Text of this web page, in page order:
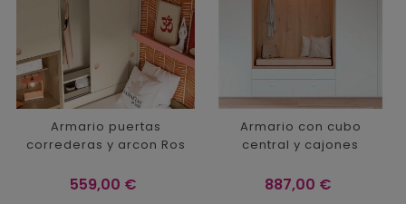
Armario puertas
correderas y arcon Ros
Precio
559,00 €
Armario con cubo
central y cajones
Precio
887,00 €